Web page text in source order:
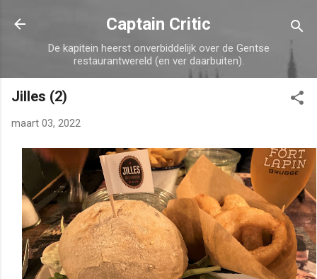
Doorgaan naar hoofdcontent
Captain Critic
De kapitein heerst onverbiddelijk over de Gentse
restaurantwereld (en ver daarbuiten).
Jilles (2)
maart 03, 2022